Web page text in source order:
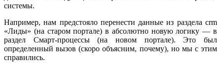
системы.
Например, нам предстояло перенести данные из раздела crm
«Лиды» (на старом портале) в абсолютно новую логику — в
раздел Смарт-процессы (на новом портале). Это был
определенный вызов (скоро объясним, почему), но мы с этим
справились.